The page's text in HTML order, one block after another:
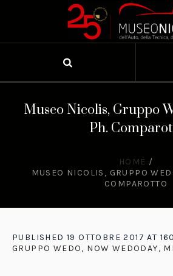
Museo Nicolis, Gruppo
Ph.
HOME /
MUSEO NICOLIS, GRUPPO
COMPAROTTO
PUBLISHED 19 OTTOBRE 2017 AT
GRUPPO WEDO, NOW WEDODAY,